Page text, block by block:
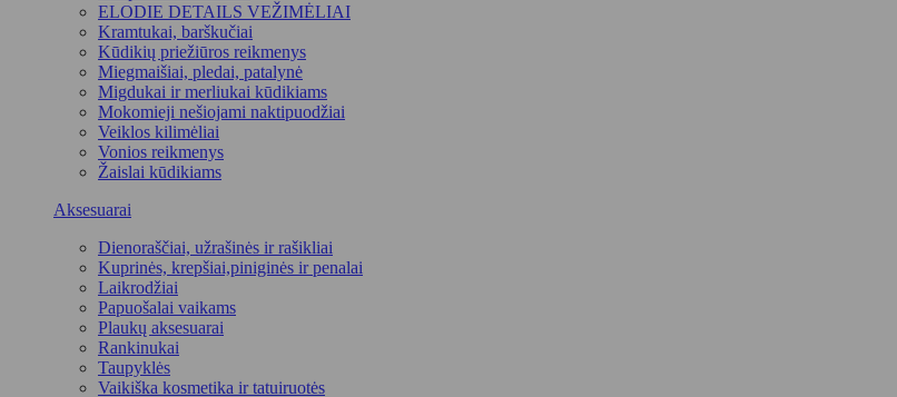
ELODIE DETAILS VEŽIMĖLIAI
Kramtukai, barškučiai
Kūdikių priežiūros reikmenys
Miegmaišiai, pledai, patalynė
Migdukai ir merliukai kūdikiams
Mokomieji nešiojami naktipuodžiai
Veiklos kilimėliai
Vonios reikmenys
Žaislai kūdikiams
Aksesuarai
Dienoraščiai, užrašinės ir rašikliai
Kuprinės, krepšiai,piniginės ir penalai
Laikrodžiai
Papuošalai vaikams
Plaukų aksesuarai
Rankinukai
Taupyklės
Vaikiška kosmetika ir tatuiruotės